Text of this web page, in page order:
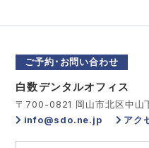
ご予約･お問い合わせ
白数デンタルオフィス
〒700-0821 岡山市北区中山
info@sdo.ne.jp
アク